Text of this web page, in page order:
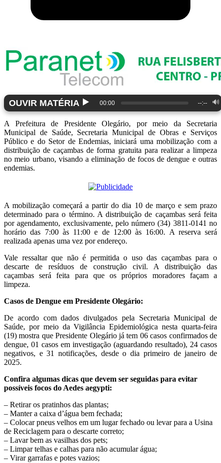
OUVIR MATÉRIA ▶️ 00:00 --:-- 🔊
A Prefeitura de Presidente Olegário, por meio da Secretaria
Municipal de Saúde, Secretaria Municipal de Obras e Serviços
Público e do Setor de Endemias, iniciará uma mobilização com a
distribuição de caçambas de forma gratuita para realizar a limpeza
no meio urbano, visando a eliminação de focos de dengue e outras
endemias.
A mobilização começará a partir do dia 10 de março e sem prazo
determinado para o término. A distribuição de caçambas será feita
por agendamento, exclusivamente, pelo número (34) 3811-0141 no
horário das 7:00 às 11:00 e de 12:00 às 16:00. A reserva será
realizada apenas uma vez por endereço.
Vale ressaltar que não é permitida o uso das caçambas para o
descarte de resíduos de construção civil. A distribuição das
caçambas será feita para que os próprios moradores façam a
limpeza.
Casos de Dengue em Presidente Olegário:
De acordo com dados divulgados pela Secretaria Municipal de
Saúde, por meio da Vigilância Epidemiológica nesta quarta-feira
(19) mostra que Presidente Olegário já tem 06 casos confirmados de
dengue, 01 casos em investigação (aguardando resultado), 24 casos
negativos, e 31 notificações, desde o dia primeiro de janeiro de
2025.
Confira algumas dicas que devem ser seguidas para evitar
possíveis focos do Aedes aegypti:
– Retirar os pratinhos das plantas;
– Manter a caixa d’água bem fechada;
– Colocar pneus velhos em um lugar fechado ou levar para a Usina
de Reciclagem para o descarte correto;
– Lavar bem as vasilhas dos pets;
– Limpar telhas e calhas para não acumular água;
– Virar garrafas e potes vazios;